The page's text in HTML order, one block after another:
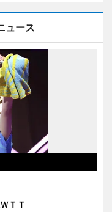
ュース
ＴＴ